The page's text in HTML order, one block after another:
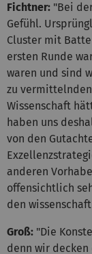
Fichtner: "Bei
Gefühl.
Cluster mit
ersten Runde
waren und sind
zu
Wissenschaft
haben uns
von den
anderen
offensichtlich
den
Groß: "Die
denn wir